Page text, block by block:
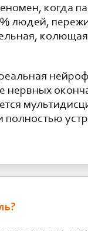
когда
людей,
нервных